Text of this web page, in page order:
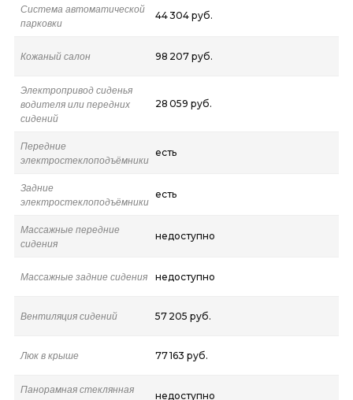
Система автоматической
парковки
44 304 руб.
Кожаный салон 98 207 руб.
Электропривод сиденья
водителя или передних
сидений
28 059 руб.
Передние
электростеклоподъёмники
есть
Задние
электростеклоподъёмники
есть
Массажные передние
сидения
недоступно
Массажные задние сидения недоступно
Вентиляция сидений 57 205 руб.
Люк в крыше 77 163 руб.
Панорамная стеклянная
недоступно